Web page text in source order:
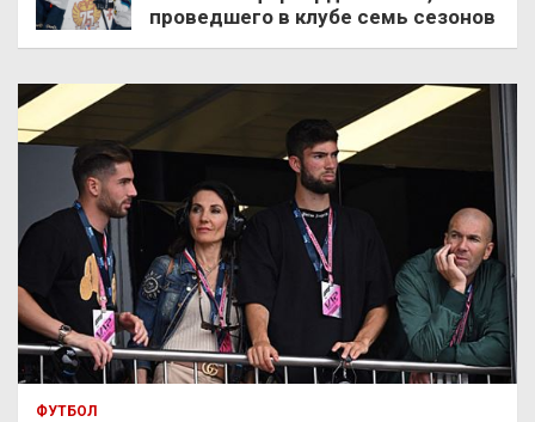
проведшего в клубе семь сезонов
ФУТБОЛ